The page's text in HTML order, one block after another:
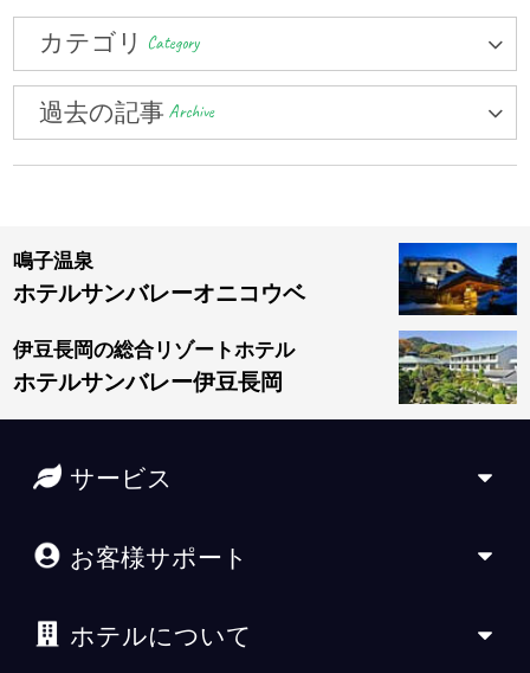
カテゴリ Category
過去の記事 Archive
鳴子温泉
ホテルサンバレーオニコウベ
伊豆長岡の総合リゾートホテル
ホテルサンバレー伊豆長岡
サービス
お客様サポート
ホテルについて